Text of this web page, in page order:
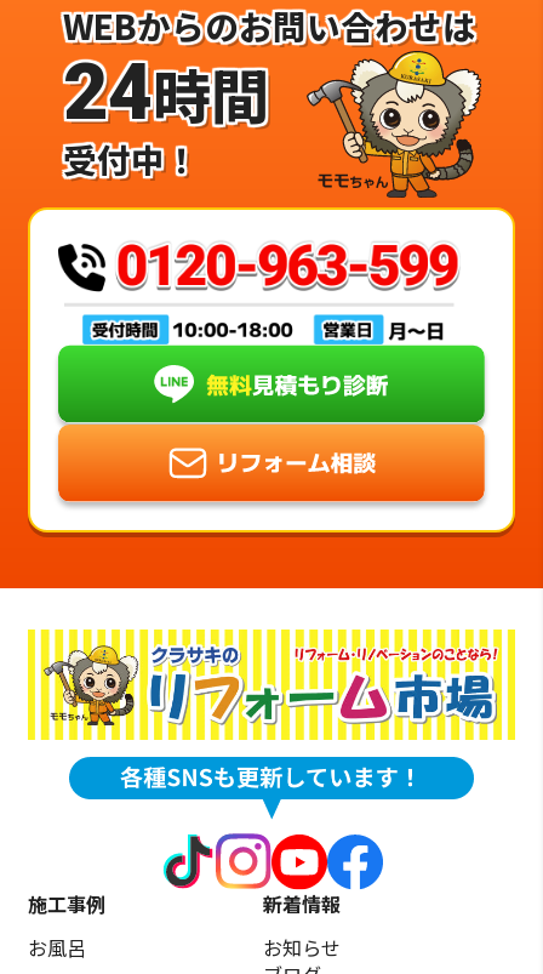
WEBからのお問い合わせは
24時間
受付中！
施工事例
お風呂
新着情報
お知らせ